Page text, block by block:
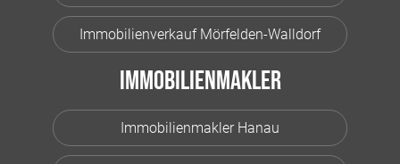
Immobilienverkauf Mörfelden-Walldorf
Immobilienmakler
Immobilienmakler Hanau